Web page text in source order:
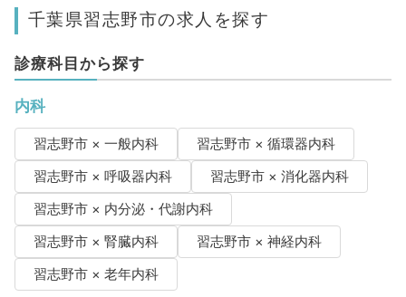
千葉県習志野市の求人を探す
診療科目から探す
内科
習志野市 × 一般内科
習志野市 × 循環器内科
習志野市 × 呼吸器内科
習志野市 × 消化器内科
習志野市 × 内分泌・代謝内科
習志野市 × 腎臓内科
習志野市 × 神経内科
習志野市 × 老年内科